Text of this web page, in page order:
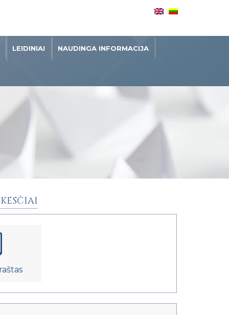
LEIDINIAI NAUDINGA INFORMACIJA